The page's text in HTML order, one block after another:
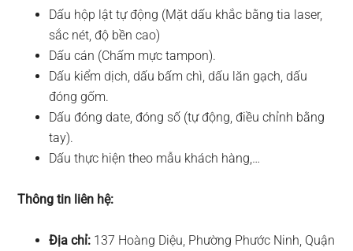
Dấu hộp lật tự động (Mặt dấu khắc bằng tia laser,
sắc nét, độ bền cao)
Dấu cán (Chấm mực tampon).
Dấu kiểm dịch, dấu bấm chì, dấu lăn gạch, dấu
đóng gốm.
Dấu đóng date, đóng số (tự động, điều chỉnh bằng
tay).
Dấu thực hiện theo mẫu khách hàng,…
Thông tin liên hệ:
Địa chỉ: 137 Hoàng Diệu, Phường Phước Ninh, Quận